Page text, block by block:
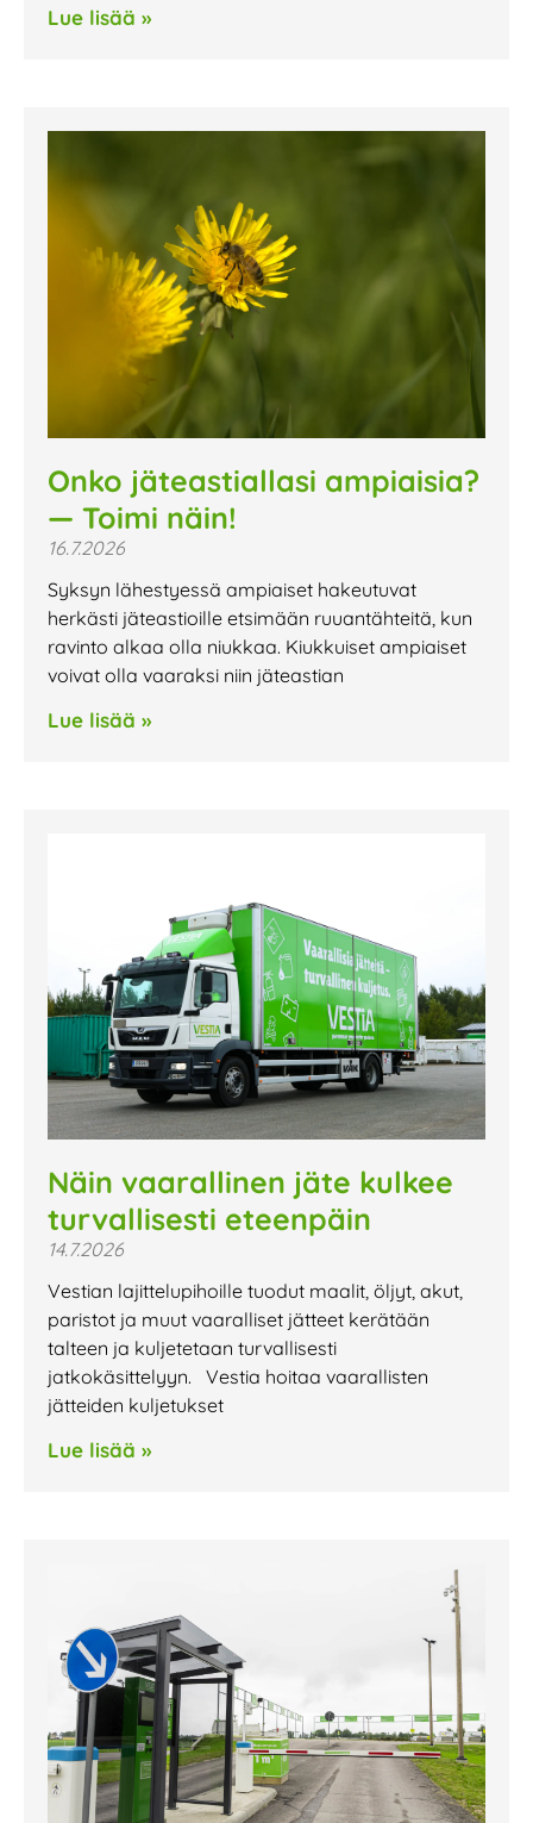
Lue lisää »
Onko jäteastiallasi ampiaisia?
— Toimi näin!
16.7.2026
Syksyn lähestyessä ampiaiset hakeutuvat
herkästi jäteastioille etsimään ruuantähteitä, kun
ravinto alkaa olla niukkaa. Kiukkuiset ampiaiset
voivat olla vaaraksi niin jäteastian
Lue lisää »
Näin vaarallinen jäte kulkee
turvallisesti eteenpäin
14.7.2026
Vestian lajittelupihoille tuodut maalit, öljyt, akut,
paristot ja muut vaaralliset jätteet kerätään
talteen ja kuljetetaan turvallisesti
jatkokäsittelyyn. Vestia hoitaa vaarallisten
jätteiden kuljetukset
Lue lisää »